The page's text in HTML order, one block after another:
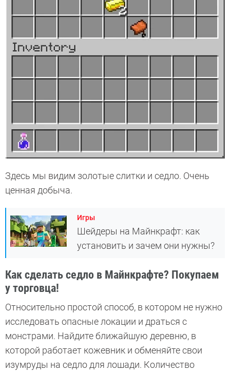
Здесь мы видим золотые слитки и седло. Очень
ценная добыча.
Игры
Шейдеры на Майнкрафт: как
установить и зачем они нужны?
Как сделать седло в Майнкрафте? Покупаем
у торговца!
Относительно простой способ, в котором не нужно
исследовать опасные локации и драться с
монстрами. Найдите ближайшую деревню, в
которой работает кожевник и обменяйте свои
изумруды на седло для лошади. Количество